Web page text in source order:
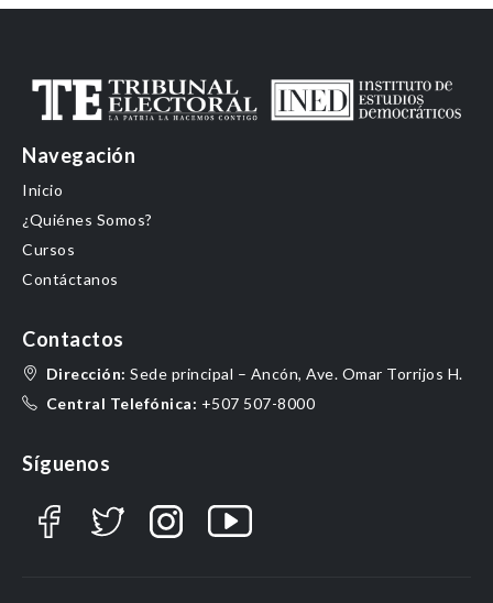
Navegación
Inicio
¿Quiénes Somos?
Cursos
Contáctanos
Contactos
Dirección: Sede principal – Ancón, Ave. Omar Torrijos H.
Central Telefónica: +507 507-8000
Síguenos